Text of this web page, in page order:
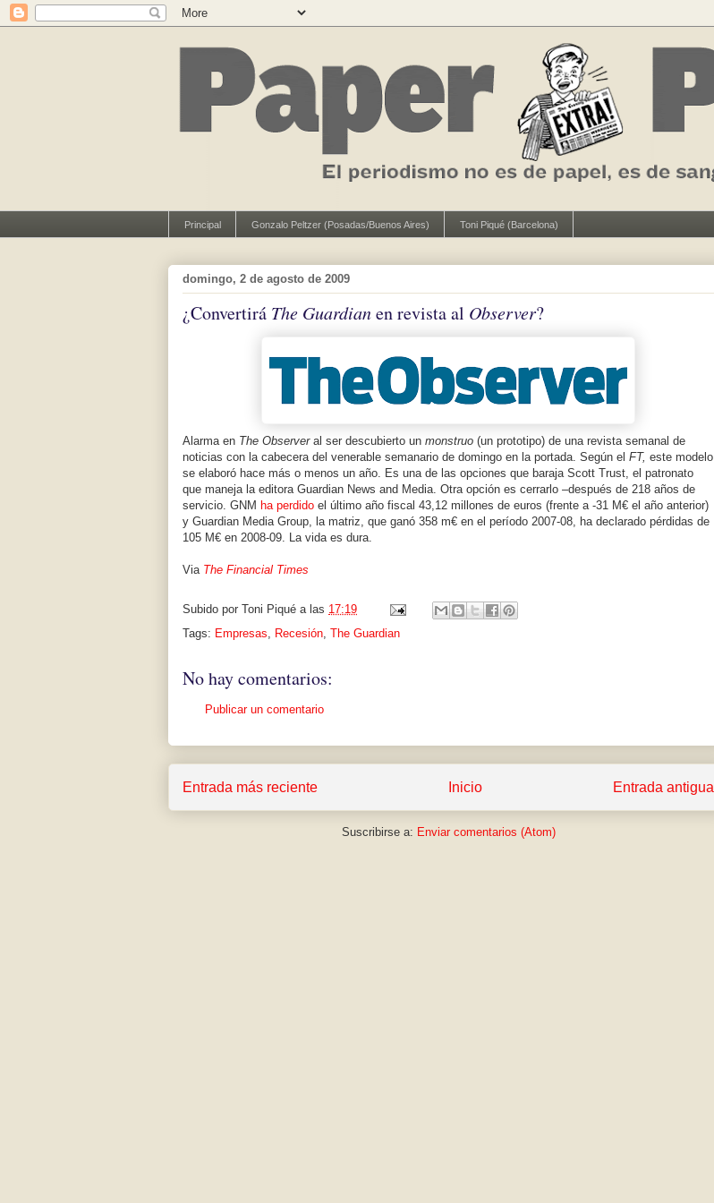
Principal Gonzalo Peltzer (Posadas/Buenos Aires) Toni Piqué (Barcelona)
domingo, 2 de agosto de 2009
¿Convertirá The Guardianen revista al Observer?
Alarma en The Observeral ser descubierto un monstruo (un prototipo) de una revista semanal de
noticias con la cabecera del venerable semanario de domingo en la portada. Según el FT, este modelo
se elaboró hace más o menos un año. Es una de las opciones que baraja Scott Trust, el patronato
que maneja la editora Guardian News and Media. Otra opción es cerrarlo –después de 218 años de
servicio. GNM ha perdido el último año fiscal 43,12 millones de euros (frente a -31 M€ el año anterior)
y Guardian Media Group, la matriz, que ganó 358 m€ en el período 2007-08, ha declarado pérdidas de
105 M€ en 2008-09. La vida es dura.
Via The Financial Times
Subido por Toni Piqué a las 17:19
Tags: Empresas, Recesión, The Guardian
No hay comentarios:
Publicar un comentario
Entrada más reciente Entrada antigua
Inicio
Suscribirse a: Enviar comentarios (Atom)